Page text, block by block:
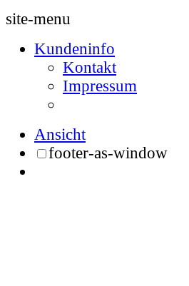
site-menu
Kundeninfo
Kontakt
Impressum
Ansicht
footer-as-window